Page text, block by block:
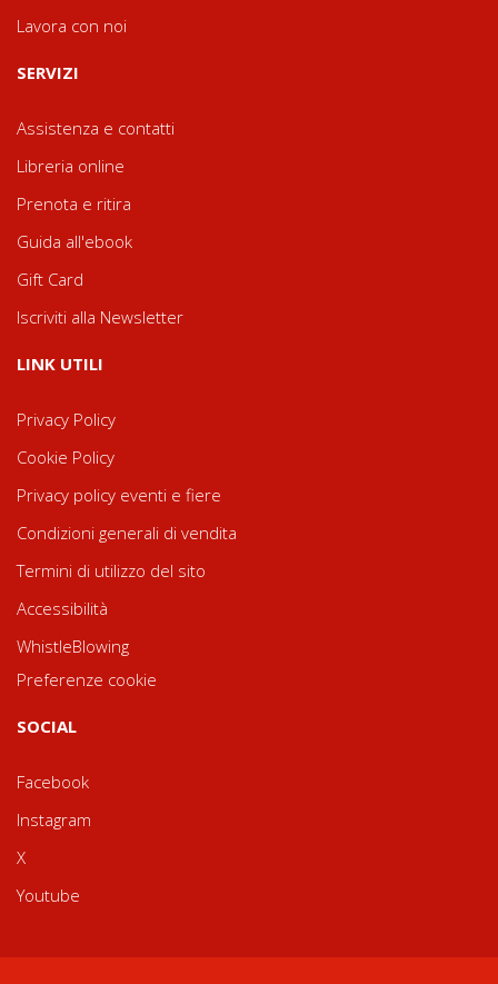
Lavora con noi
SERVIZI
Assistenza e contatti
Libreria online
Prenota e ritira
Guida all'ebook
Gift Card
Iscriviti alla Newsletter
LINK UTILI
Privacy Policy
Cookie Policy
Privacy policy eventi e fiere
Condizioni generali di vendita
Termini di utilizzo del sito
Accessibilità
WhistleBlowing
Preferenze cookie
SOCIAL
Facebook
Instagram
X
Youtube